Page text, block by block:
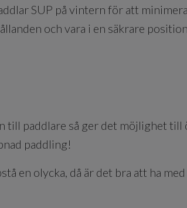
SUP på vintern för att
och vara i en säkrare
till paddlare så ger det möjlighet till
paddling!
en olycka, då är det bra att ha